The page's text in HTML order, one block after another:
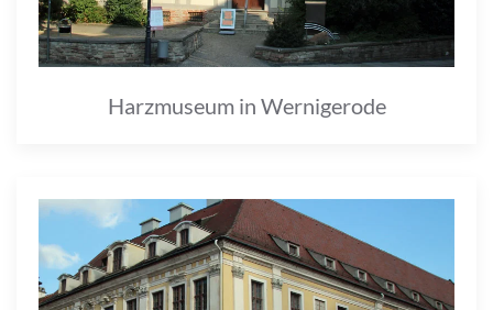
Harzmuseum in Wernigerode